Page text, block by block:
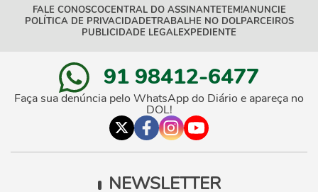
FALE CONOSCOCENTRAL DO ASSINANTETEM!ANUNCIE
POLÍTICA DE PRIVACIDADETRABALHE NO DOLPARCEIROS
PUBLICIDADE LEGALEXPEDIENTE
91 98412-6477
Faça sua denúncia pelo WhatsApp do Diário e apareça no
DOL!
NEWSLETTER